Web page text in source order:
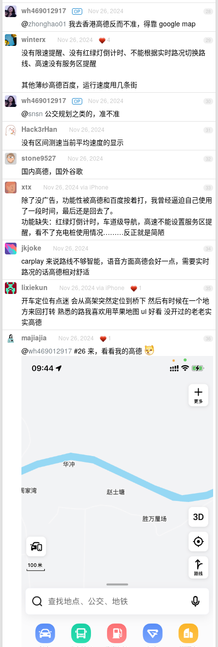
28
wh469012917 OP Nov 26, 2024
@zhonghao01 我去香港高德反而不准，得靠 google map
29
winterx Nov 26, 2024 4
没有限速提醒、没有红绿灯倒计时、不能根据实时路况切换路
线、高速没有服务区提醒
其他薄纱高德百度，运行速度甩几条街
30
wh469012917 OP Nov 26, 2024
@snsn 公交规划之类的，准不准
31
Hack3rHan Nov 26, 2024
没有区间测速当前平均速度的显示
32
stone9527 Nov 26, 2024
国内高德，国外谷歌
33
xtx Nov 26, 2024 via iPhone
除了没广告，功能性被高德和百度按着打，我曾经逼迫自己使用
了一段时间，最后还是回去了。
功能缺失：红绿灯倒计时，车道级导航，高速不能设置服务区提
醒，看不了充电桩使用情况………反正就是简陋
34
jkjoke Nov 26, 2024
carplay 来说路线不够智能，语音方面高德会好一点，需要实时
路况的话高德相对舒适
35
lixiekun Nov 26, 2024 via iPhone 1
开车定位有点迷 会从高架突然定位到桥下 然后有时候在一个地
方来回打转 熟悉的路我喜欢用苹果地图 ui 好看 没开过的老老实
实高德
36
majiajia Nov 26, 2024 1
@wh469012917 #26 来，看看我的高德